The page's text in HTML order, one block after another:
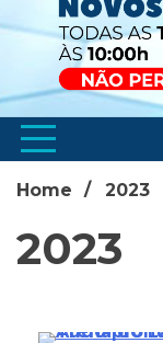
Home 2023
2023